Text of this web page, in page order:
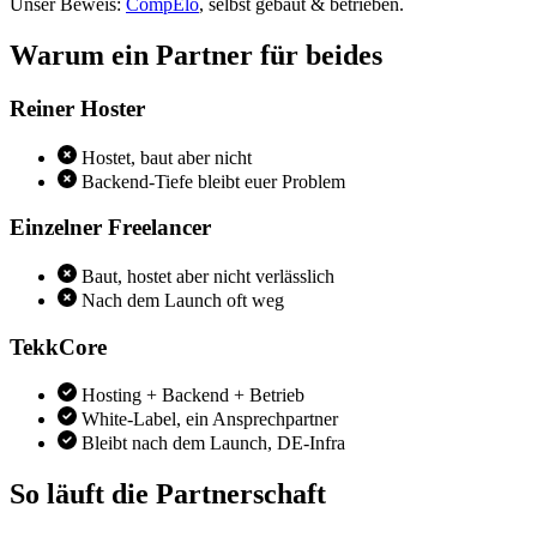
Unser Beweis: CompElo, selbst gebaut & betrieben.
Warum ein Partner für beides
Reiner Hoster
Hostet, baut aber nicht
Backend-Tiefe bleibt euer Problem
Einzelner Freelancer
Baut, hostet aber nicht verlässlich
Nach dem Launch oft weg
TekkCore
Hosting + Backend + Betrieb
White-Label, ein Ansprechpartner
Bleibt nach dem Launch, DE-Infra
So läuft die Partnerschaft